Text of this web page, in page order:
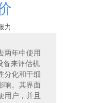
力
两年中使用
备来评估机
分化和干细
响。其界面
用户，并且